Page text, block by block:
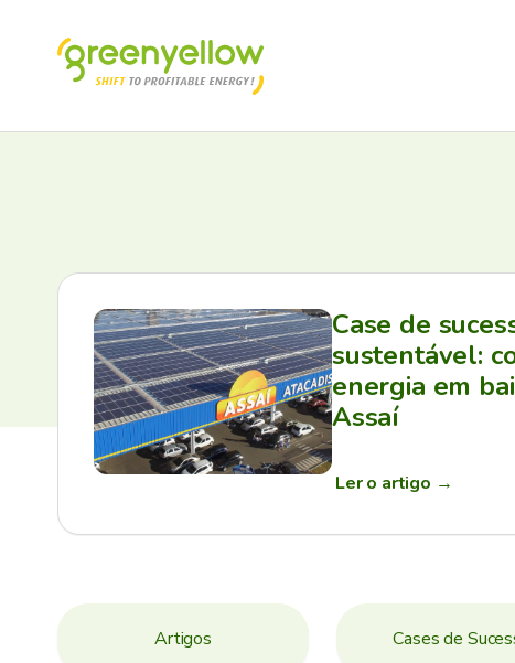
Case de
sustentável:
energia em
Assaí
Ler o artigo →
Artigos Cases de